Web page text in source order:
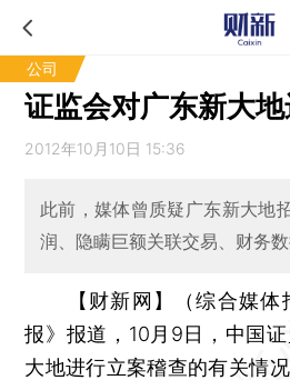
公司
证监会对广东新大
2012年10月10日 15:36
此前，媒体曾质疑广东新大地
润、隐瞒巨额关联交易、财务
【财新网】（综合媒体
报》报道，10月9日，中国
大地进行立案稽查的有关情